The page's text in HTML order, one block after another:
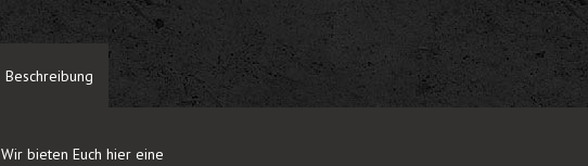
Beschreibung
Wir bieten Euch hier eine